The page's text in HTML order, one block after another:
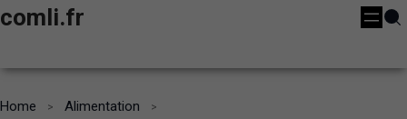
comli.fr
Home
Alimentation